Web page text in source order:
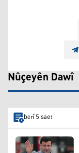
Nûçeyên Dawî
berî 5 saet